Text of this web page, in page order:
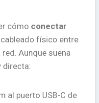
cómo conectar
físico entre
Aunque suena
directa:
al puerto USB-C de